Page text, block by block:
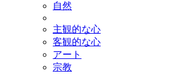
自然
主観的な心
客観的な心
アート
宗教